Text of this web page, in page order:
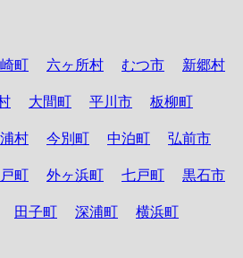
町 六ヶ所村 むつ市 新郷村
大間町 平川市 板柳町
村 今別町 中泊町 弘前市
町 外ヶ浜町 七戸町 黒石市
田子町 深浦町 横浜町